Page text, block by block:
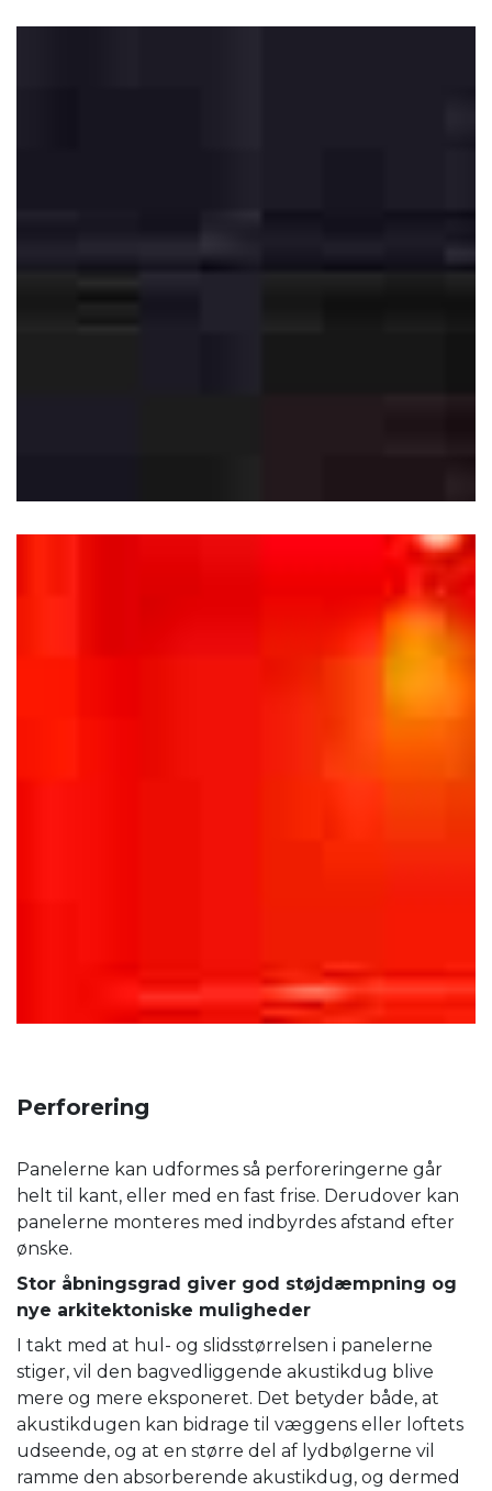
Perforering
Panelerne kan udformes så perforeringerne går
helt til kant, eller med en fast frise. Derudover kan
panelerne monteres med indbyrdes afstand efter
ønske.
Stor åbningsgrad giver god støjdæmpning og
nye arkitektoniske muligheder
I takt med at hul- og slidsstørrelsen i panelerne
stiger, vil den bagvedliggende akustikdug blive
mere og mere eksponeret. Det betyder både, at
akustikdugen kan bidrage til væggens eller loftets
udseende, og at en større del af lydbølgerne vil
ramme den absorberende akustikdug, og dermed